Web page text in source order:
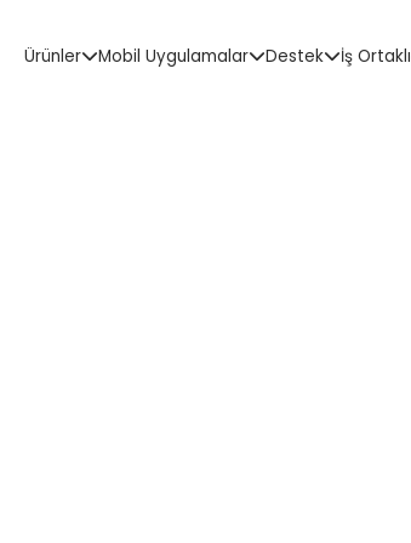
Ürünler Mobil Uygulamalar Destek İş